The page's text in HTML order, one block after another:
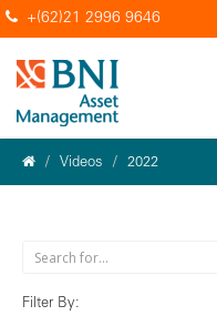
+(62)21 2996 9646
Videos 2022
Filter By: